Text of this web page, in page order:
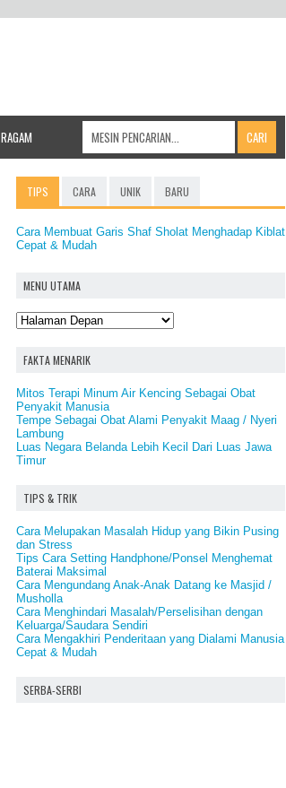
RAGAM
TIPS CARA UNIK BARU
Cara Membuat Garis Shaf Sholat Menghadap Kiblat
Cepat & Mudah
MENU UTAMA
FAKTA MENARIK
Mitos Terapi Minum Air Kencing Sebagai Obat
Penyakit Manusia
Tempe Sebagai Obat Alami Penyakit Maag / Nyeri
Lambung
Luas Negara Belanda Lebih Kecil Dari Luas Jawa
Timur
TIPS & TRIK
Cara Melupakan Masalah Hidup yang Bikin Pusing
dan Stress
Tips Cara Setting Handphone/Ponsel Menghemat
Baterai Maksimal
Cara Mengundang Anak-Anak Datang ke Masjid /
Musholla
Cara Menghindari Masalah/Perselisihan dengan
Keluarga/Saudara Sendiri
Cara Mengakhiri Penderitaan yang Dialami Manusia
Cepat & Mudah
SERBA-SERBI